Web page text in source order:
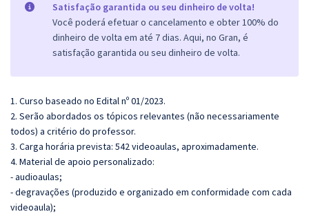
Satisfação garantida ou seu dinheiro de volta!
Você poderá efetuar o cancelamento e obter 100% do
dinheiro de volta em até 7 dias. Aqui, no Gran, é
satisfação garantida ou seu dinheiro de volta.
1. Curso baseado no Edital nº 01/2023.
2. Serão abordados os tópicos relevantes (não necessariamente
todos) a critério do professor.
3. Carga horária prevista: 542 videoaulas, aproximadamente.
4. Material de apoio personalizado:
- audioaulas;
- degravações (produzido e organizado em conformidade com cada
videoaula);